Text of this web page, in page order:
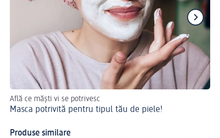
Află ce măști vi se potrivesc
Masca potrivită pentru tipul tău de piele!
Produse similare